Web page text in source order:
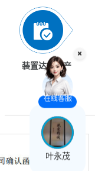
装置达标达产
在线客服
叶永茂